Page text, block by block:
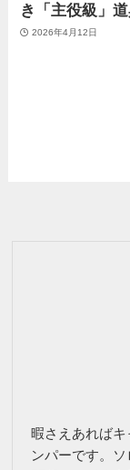
き「主役級」道
2026年4月12日
暇さえあれば
ンパーです。ソ